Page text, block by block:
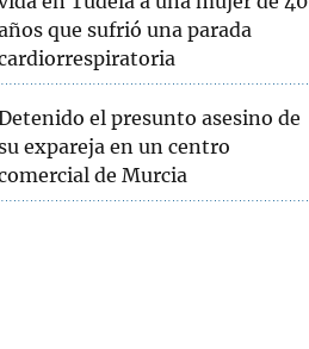
que sufrió una parada
el presunto asesino de
expareja en un centro
de Murcia